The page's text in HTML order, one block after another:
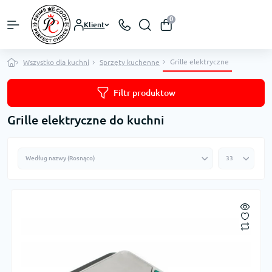
Klient
0
Wszystko dla kuchni Sprzęty kuchenne Grille elektryczne
Filtr produktow
Grille elektryczne do kuchni